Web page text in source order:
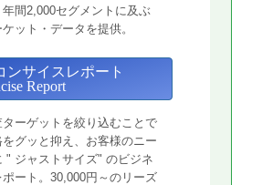
年間2,000セグメントに及ぶ
ケット・データを提供。
ンサイスレポート
Report
ターゲットを絞り込むことで
をグッと抑え、お客様のニー
" ジャストサイズ" のビジネ
ポート。30,000円～のリーズ